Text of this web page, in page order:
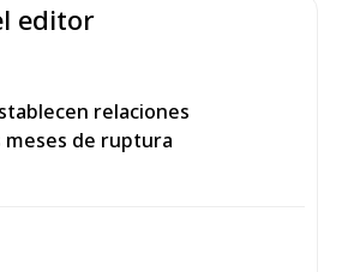
editor
relaciones
de ruptura